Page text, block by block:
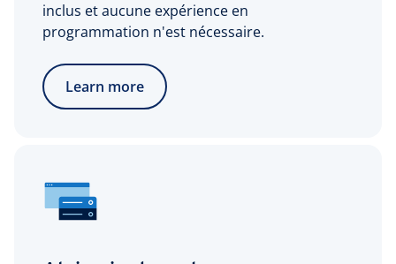
inclus et aucune expérience en
programmation n'est nécessaire.
Learn more